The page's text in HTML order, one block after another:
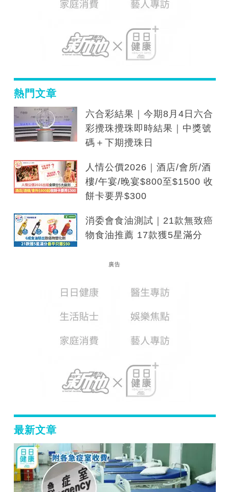
熱門文章
六合彩結果｜今期8月4日六合
彩攪珠攪珠即時結果｜中獎號
碼＋下期攪珠日
人情公價2026｜酒店/會所/酒
樓/午宴/晚宴$800至$1500 收
餅卡要畀$300
消委會食油測試｜21款無致癌
物食油推薦 17款獲5星滿分
廣告
最新文章